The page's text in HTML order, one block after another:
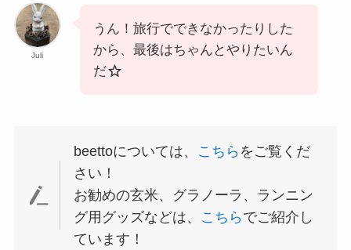
Juli
うん！旅行でできなかったりした
から、最後はちゃんとやりたいん
だ
beettoについては、 こちら をご覧くだ
さい！
お勧めの玄米、グラノーラ、ランニン
グ用グッズなどは、 こちら でご紹介し
ています！